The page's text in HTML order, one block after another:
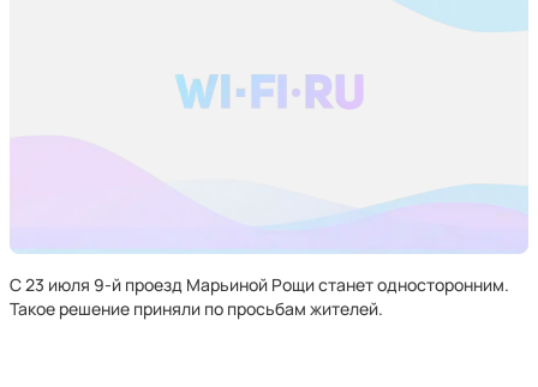
С 23 июля 9-й проезд Марьиной Рощи станет односторонним.
Такое решение приняли по просьбам жителей.